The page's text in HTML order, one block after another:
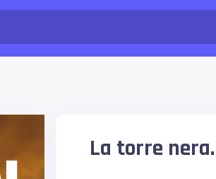
La torre